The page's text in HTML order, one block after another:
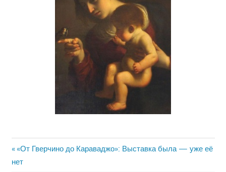
Навигация
Previous
Post:
«От Гверчино до Караваджо»: Выставка была — уже её
нет